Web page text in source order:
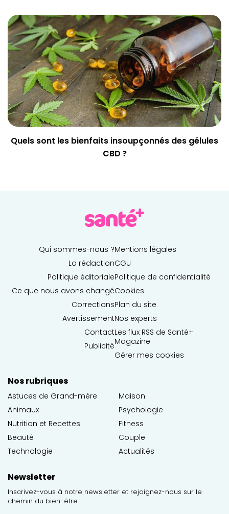
Quels sont les bienfaits insoupçonnés des gélules
CBD ?
Qui sommes-nous ?
La rédaction
Politique éditoriale
Ce que nous avons changé
Corrections
Avertissement
Contact
Publicité
Mentions légales
CGU
Politique de confidentialité
Cookies
Plan du site
Nos experts
Les flux RSS de Santé+
Magazine
Gérer mes cookies
Nos rubriques
Astuces de Grand-mère
Animaux
Nutrition et Recettes
Beauté
Technologie
Maison
Psychologie
Fitness
Couple
Actualités
Newsletter
Inscrivez-vous à notre newsletter et rejoignez-nous sur le
chemin du bien-être